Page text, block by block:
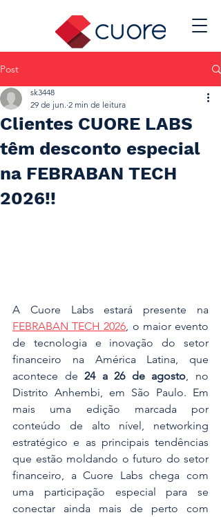
Post
Clientes CUORE LABS
têm desconto especial
na FEBRABAN TECH
2026!!
sk3448
29 de jun. 2 min de leitura
FEBRABAN TECH 2026 , o maior evento
de tecnologia e inovação do setor
financeiro na América Latina, que
acontece de 24 a 26 de agosto , no
Distrito Anhembi, em São Paulo. Em
mais uma edição marcada por
conteúdo de alto nível, networking
estratégico e as principais tendências
que estão moldando o futuro do setor
financeiro, a Cuore Labs chega com
uma participação especial para se
conectar ainda mais de perto com